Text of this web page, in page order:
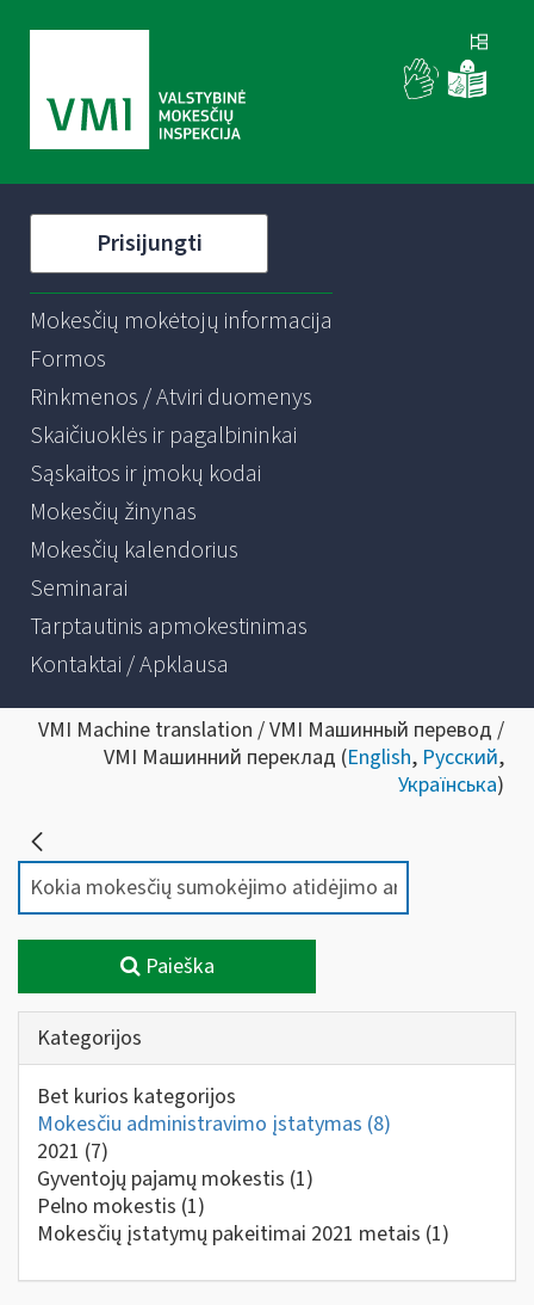
Prisijungti
Mokesčių mokėtojų informacija
Formos
Rinkmenos / Atviri duomenys
Skaičiuoklės ir pagalbininkai
Sąskaitos ir įmokų kodai
Mokesčių žinynas
Mokesčių kalendorius
Seminarai
Tarptautinis apmokestinimas
Kontaktai / Apklausa
VMI Machine translation / VMI Машинный перевод /
VMI Машинний переклад (English, Русский,
Українська)
Paieška
Kategorijos
Bet kurios kategorijos
Mokesčiu administravimo įstatymas (8)
2021 (7)
Gyventojų pajamų mokestis (1)
Pelno mokestis (1)
Mokesčių įstatymų pakeitimai 2021 metais (1)